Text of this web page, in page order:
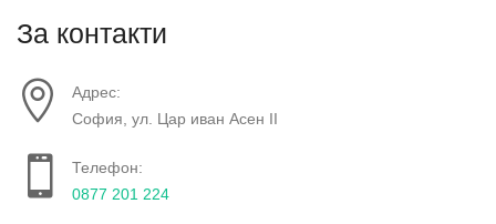
За контакти
Адрес:
София, ул. Цар иван Асен II
Телефон:
0877 201 224